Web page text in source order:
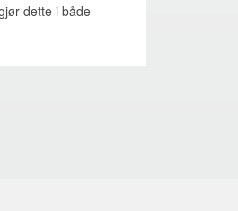
dette i både